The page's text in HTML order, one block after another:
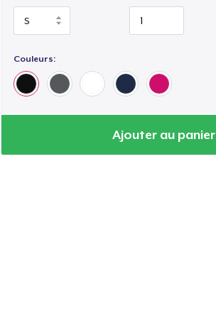
Couleurs:
Ajouter au panier